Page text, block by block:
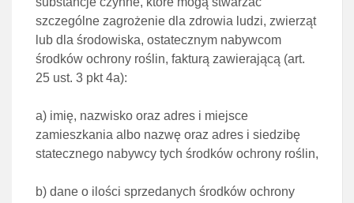
szczególne zagrożenie dla zdrowia ludzi, zwierząt
lub dla środowiska, ostatecznym nabywcom
środków ochrony roślin, fakturą zawierającą (art.
25 ust. 3 pkt 4a):
a) imię, nazwisko oraz adres i miejsce
zamieszkania albo nazwę oraz adres i siedzibę
statecznego nabywcy tych środków ochrony roślin,
b) dane o ilości sprzedanych środków ochrony